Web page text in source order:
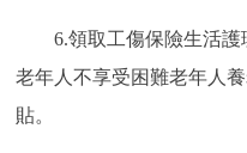
6.領取工傷保險生活護
老年人不享受困難老年人
貼。